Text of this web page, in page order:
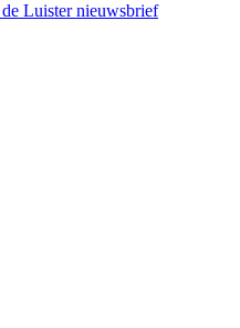
Luister nieuwsbrief